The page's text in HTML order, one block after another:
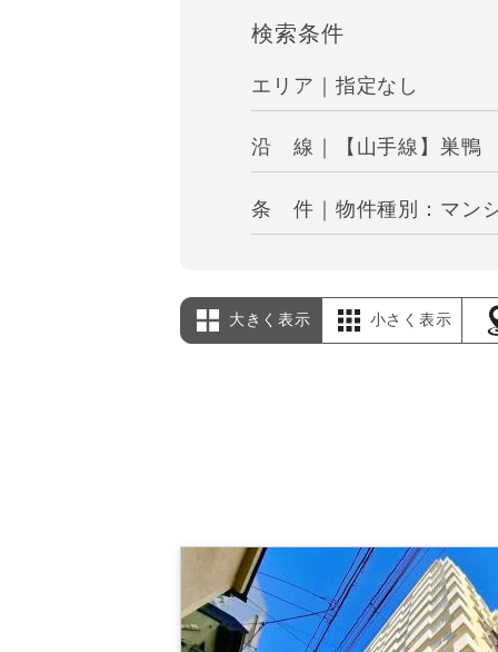
検索条件
エリア｜指定なし
沿 線｜【山手線】巣鴨
条 件｜物件種別：マン
大きく表示 小さく表示